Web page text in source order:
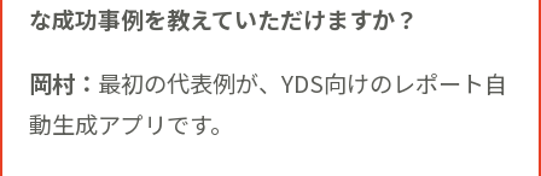
な成功事例を教えていただけますか？
岡村： 最初の代表例が、YDS向けのレポート自
動生成アプリです。